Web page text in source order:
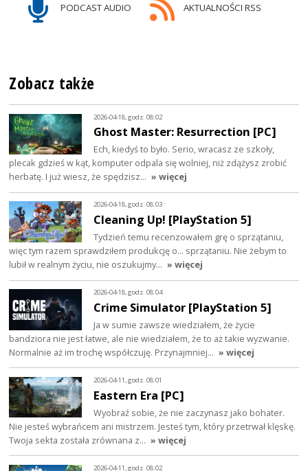
PODCAST AUDIO AKTUALNOŚCI RSS
Zobacz także
2026-04-18, godz. 08:02
Ghost Master: Resurrection [PC]
Ech, kiedyś to było. Serio, wracasz ze szkoły,
plecak gdzieś w kąt, komputer odpala się wolniej, niż zdążysz zrobić
herbatę. I już wiesz, że spędzisz… » więcej
2026-04-18, godz. 08:03
Cleaning Up! [PlayStation 5]
Tydzień temu recenzowałem grę o sprzątaniu,
więc tym razem sprawdziłem produkcję o... sprzątaniu. Nie żebym to
lubił w realnym życiu, nie oszukujmy… » więcej
2026-04-18, godz. 08:04
Crime Simulator [PlayStation 5]
Ja w sumie zawsze wiedziałem, że życie
bandziora nie jest łatwe, ale nie wiedziałem, że to aż takie wyzwanie.
Normalnie aż im trochę współczuję. Przynajmniej… » więcej
2026-04-11, godz. 08:01
Eastern Era [PC]
Wyobraź sobie, że nie zaczynasz jako bohater.
Nie jesteś wybrańcem ani mistrzem. Jesteś tym, który przetrwał klęskę.
Twoja sekta została zrównana z… » więcej
2026-04-11, godz. 08:02